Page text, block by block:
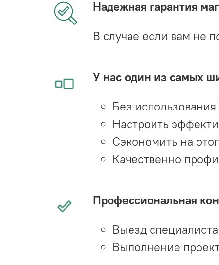
Надежная гарантия
В случае если вам не
У нас один из самых
Без
Настроить
Сэкономить на
Качественно
Профессиональная
Выезд
Выполнение